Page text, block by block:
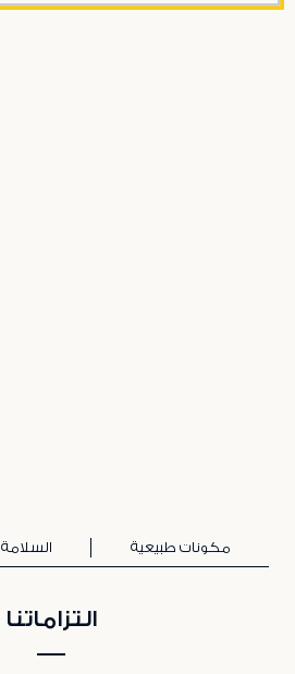
مكونات طبيعية السلامة
التزاماتنا